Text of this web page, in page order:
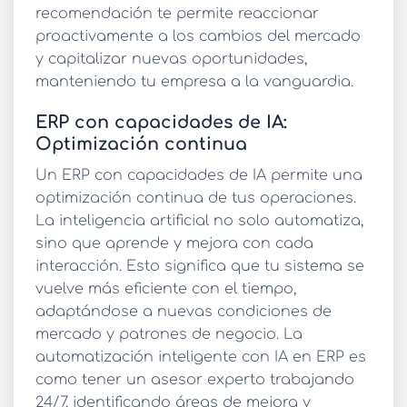
recomendación te permite reaccionar
proactivamente a los cambios del mercado
y capitalizar nuevas oportunidades,
manteniendo tu empresa a la vanguardia.
ERP con capacidades de IA:
Optimización continua
Un ERP con capacidades de IA permite una
optimización continua de tus operaciones.
La inteligencia artificial no solo automatiza,
sino que aprende y mejora con cada
interacción. Esto significa que tu sistema se
vuelve más eficiente con el tiempo,
adaptándose a nuevas condiciones de
mercado y patrones de negocio. La
automatización inteligente con IA en ERP es
como tener un asesor experto trabajando
24/7, identificando áreas de mejora y